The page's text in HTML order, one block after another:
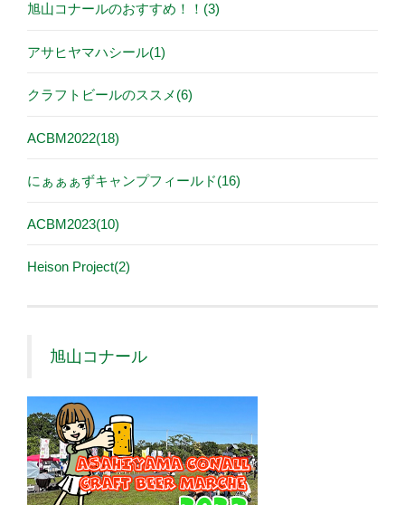
旭山コナールのおすすめ！！(3)
アサヒヤマハシール(1)
クラフトビールのススメ(6)
ACBM2022(18)
にぁぁぁずキャンプフィールド(16)
ACBM2023(10)
Heison Project(2)
旭山コナール